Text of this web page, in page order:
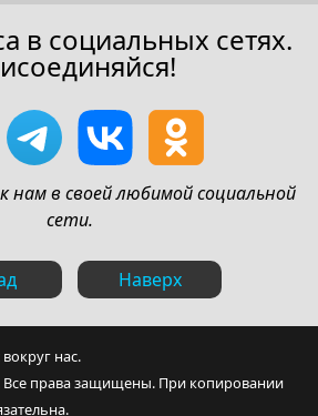
в социальных сетях.
нам в своей любимой социальной
сети.
Наверх
нас.
Все права защищены. При копировании